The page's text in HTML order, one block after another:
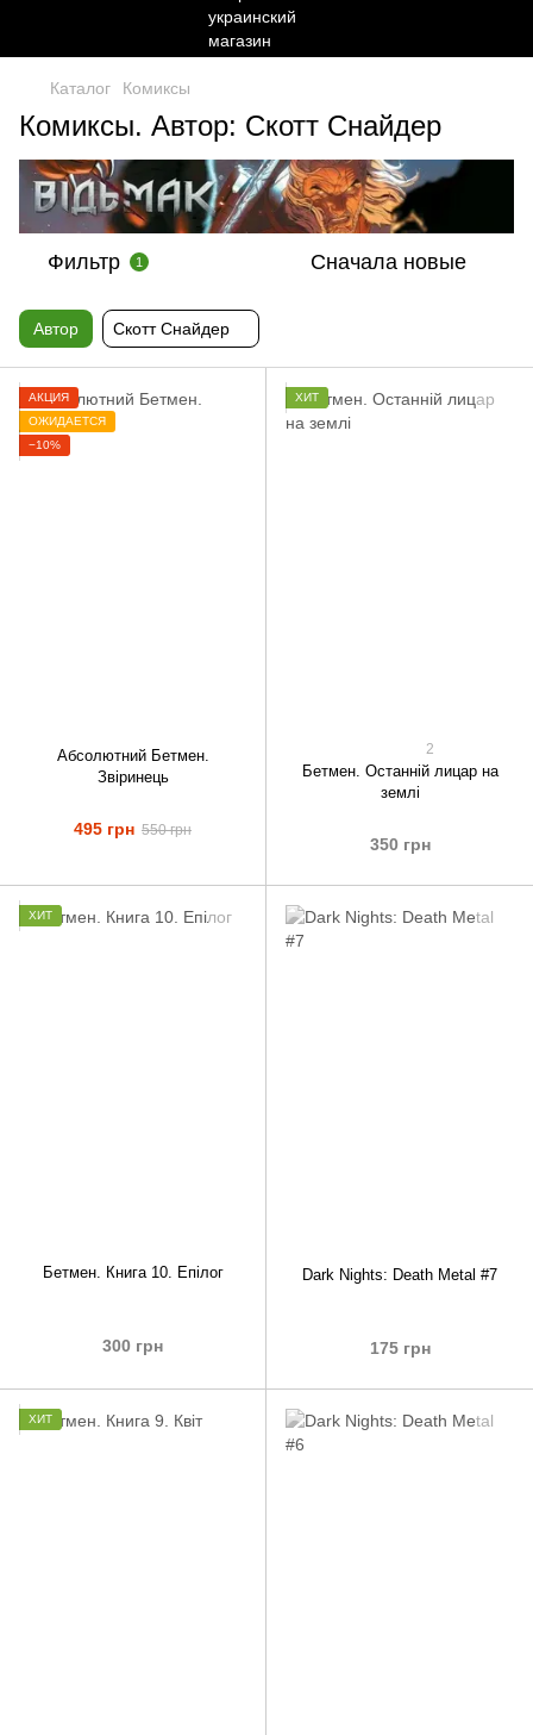
Каталог Комиксы
Комиксы. Автор: Скотт Снайдер
Фильтр 1 Сначала новые
Автор Скотт Снайдер
АКЦИЯ
ОЖИДАЕТСЯ
−10%
Абсолютний Бетмен.
Звіринець
495 грн 550 грн
ХИТ
2
Бетмен. Останній лицар на
землі
350 грн
ХИТ
Бетмен. Книга 10. Епілог
300 грн
Dark Nights: Death Metal #7
175 грн
ХИТ